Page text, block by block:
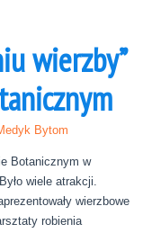
wierzby”
Bytom
Botanicznym w
wiele atrakcji.
wierzbowe
robienia